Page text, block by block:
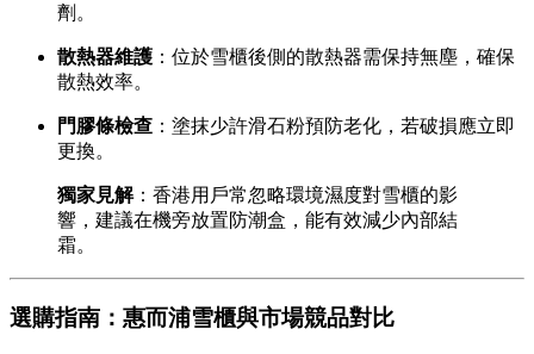
劑。
散熱器維護 ：位於雪櫃後側的散熱器需保持無塵，確保
散熱效率。
門膠條檢查 ：塗抹少許滑石粉預防老化，若破損應立即
更換。
獨家見解：香港用戶常忽略環境濕度對雪櫃的影
響，建議在機旁放置防潮盒，能有效減少內部結
霜。
選購指南：惠而浦雪櫃與市場競品對比